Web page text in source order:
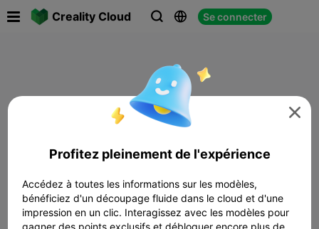
Creality Cloud   Se connecter

Profitez pleinement de l'expérience
Accédez à toutes les informations sur les modèles,
bénéficiez d'un découpage fluide dans le cloud et d'une
impression en un clic. Interagissez avec les modèles pour
gagner des points exclusifs et débloquer encore plus de